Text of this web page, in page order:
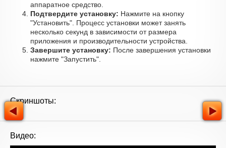
аппаратное средство.
Подтвердите установку: Нажмите на кнопку
"Установить". Процесс установки может занять
несколько секунд в зависимости от размера
приложения и производительности устройства.
Завершите установку: После завершения установки
нажмите "Запустить".
Скриншоты:
Видео: